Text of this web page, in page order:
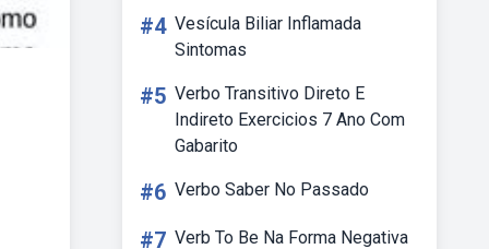
#4 Vesícula Biliar Inflamada
Sintomas
#5 Verbo Transitivo Direto E
Indireto Exercicios 7 Ano Com
Gabarito
#6 Verbo Saber No Passado
#7 Verb To Be Na Forma Negativa